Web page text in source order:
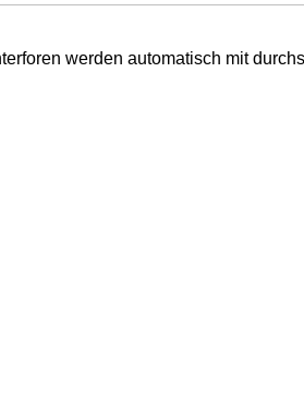
werden automatisch mit